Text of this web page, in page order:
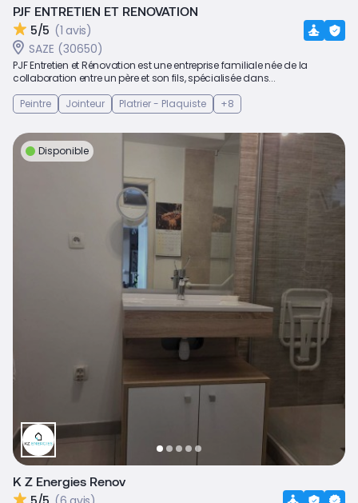
PJF ENTRETIEN ET RENOVATION
5/5 (1 avis)
SAZE (30650)
PJF Entretien et Rénovation est une entreprise familiale née de la
collaboration entre un père et son fils, spécialisée dans...
Peintre
Jointeur Platrier - Plaquiste +8
Disponible
K Z Energies Renov